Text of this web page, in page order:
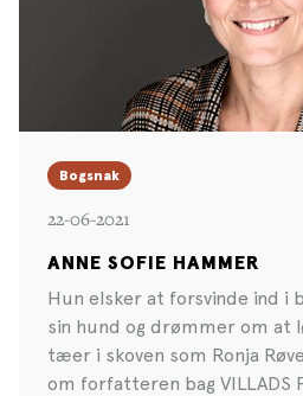
Bogsnak
22-06-2021
ANNE SOFIE HAMMER
Hun elsker at forsvinde ind
sin hund og drømmer om at
tæer i skoven som Ronja
om forfatteren bag VILLADS